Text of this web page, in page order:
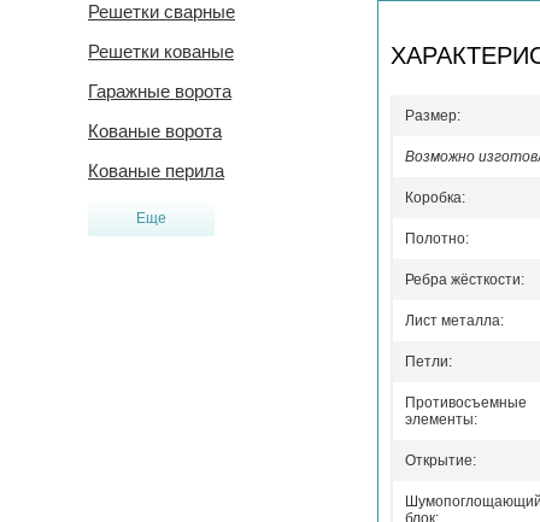
Решетки сварные
Решетки кованые
Гаражные ворота
Кованые ворота
Кованые перила
Еще
Размер:
Возможно
Коробка:
Полотно:
Ребра жёсткости:
Лист металла:
Петли:
Противосъемные
элементы:
Открытие:
Шумопоглощающий